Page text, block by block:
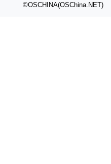
©OSCHINA(OSChina.NET)